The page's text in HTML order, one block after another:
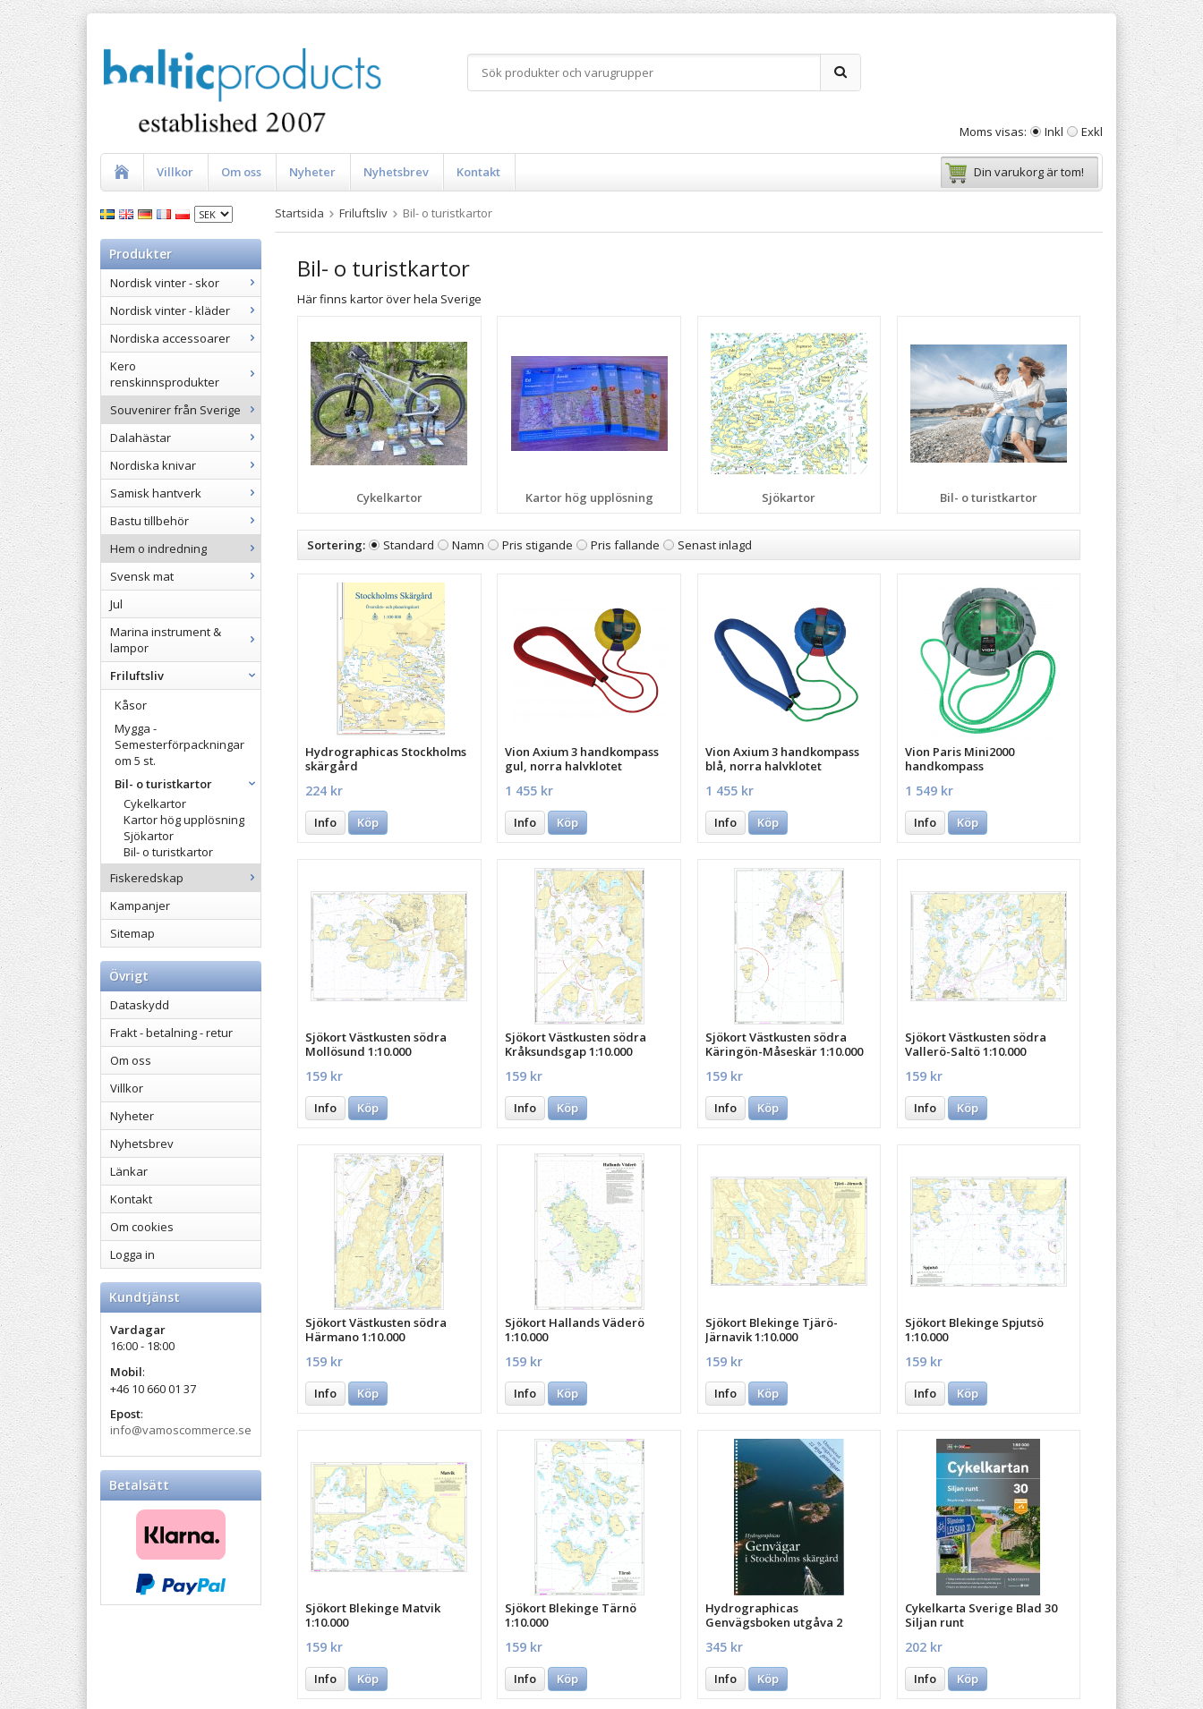
Moms visas: Inkl Exkl
Villkor Om oss Nyheter Nyhetsbrev Kontakt Din varukorg är tom!
Produkter
Nordisk vinter - skor
Nordisk vinter - kläder
Nordiska accessoarer
Kero
renskinnsprodukter
Souvenirer från Sverige
Dalahästar
Nordiska knivar
Samisk hantverk
Bastu tillbehör
Hem o indredning
Svensk mat
Jul
Marina instrument &
lampor
Friluftsliv
Kåsor
Mygga -
Semesterförpackningar
om 5 st.
Bil- o turistkartor
Cykelkartor
Kartor hög upplösning
Sjökartor
Bil- o turistkartor
Fiskeredskap
Kampanjer
Sitemap
Övrigt
Dataskydd
Frakt - betalning - retur
Om oss
Villkor
Nyheter
Nyhetsbrev
Länkar
Kontakt
Om cookies
Logga in
Kundtjänst
Vardagar
16:00 - 18:00
Mobil:
+46 10 660 01 37
Epost:
info@vamoscommerce.se
Betalsätt
Startsida Friluftsliv Bil- o turistkartor
Bil- o turistkartor
Här finns kartor över hela Sverige
Cykelkartor Kartor hög upplösning Sjökartor Bil- o turistkartor
Sortering: Standard Namn Pris stigande Pris fallande Senast inlagd
Hydrographicas Stockholms
skärgård
224 kr
Info Köp
Vion Axium 3 handkompass
gul, norra halvklotet
1 455 kr
Info Köp
Vion Axium 3 handkompass
blå, norra halvklotet
1 455 kr
Info Köp
Vion Paris Mini2000
handkompass
1 549 kr
Info Köp
Sjökort Västkusten södra
Mollösund 1:10.000
159 kr
Info Köp
Sjökort Västkusten södra
Kråksundsgap 1:10.000
159 kr
Info Köp
Sjökort Västkusten södra
Käringön-Måseskär 1:10.000
159 kr
Info Köp
Sjökort Västkusten södra
Vallerö-Saltö 1:10.000
159 kr
Info Köp
Sjökort Västkusten södra
Härmano 1:10.000
159 kr
Info Köp
Sjökort Hallands Väderö
1:10.000
159 kr
Info Köp
Sjökort Blekinge Tjärö-
Järnavik 1:10.000
159 kr
Info Köp
Sjökort Blekinge Spjutsö
1:10.000
159 kr
Info Köp
Sjökort Blekinge Matvik
1:10.000
159 kr
Info Köp
Sjökort Blekinge Tärnö
1:10.000
159 kr
Info Köp
Hydrographicas
Genvägsboken utgåva 2
345 kr
Info Köp
Cykelkarta Sverige Blad 30
Siljan runt
202 kr
Info Köp